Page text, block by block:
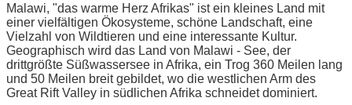
Malawi, "das warme Herz Afrikas" ist ein kleines Land mit
einer vielfältigen Ökosysteme, schöne Landschaft, eine
Vielzahl von Wildtieren und eine interessante Kultur.
Geographisch wird das Land von Malawi - See, der
drittgrößte Süßwassersee in Afrika, ein Trog 360 Meilen lang
und 50 Meilen breit gebildet, wo die westlichen Arm des
Great Rift Valley in südlichen Afrika schneidet dominiert.